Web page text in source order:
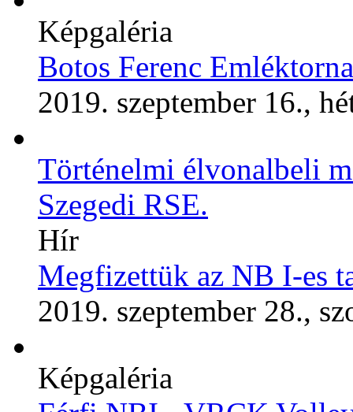
Képgaléria
Botos Ferenc
2019. szeptember 16.,
Történelmi élvonalbeli
Szegedi RSE.
Hír
Megfizettük az NB I-es
2019. szeptember 28.,
Képgaléria